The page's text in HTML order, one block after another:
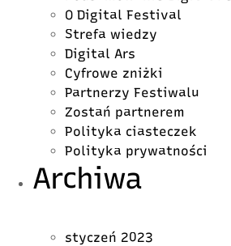
O Digital Festival
Strefa wiedzy
Digital Ars
Cyfrowe zniżki
Partnerzy Festiwalu
Zostań partnerem
Polityka ciasteczek
Polityka prywatności
Archiwa
styczeń 2023